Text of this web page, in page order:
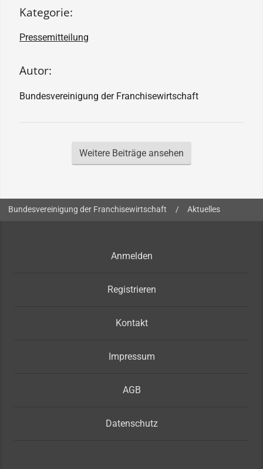
Kategorie:
Pressemitteilung
Autor:
Bundesvereinigung der Franchisewirtschaft
Weitere Beiträge ansehen
Sie sind hier:
Bundesvereinigung der Franchisewirtschaft / Aktuelles
Anmelden
Registrieren
Kontakt
Impressum
AGB
Datenschutz